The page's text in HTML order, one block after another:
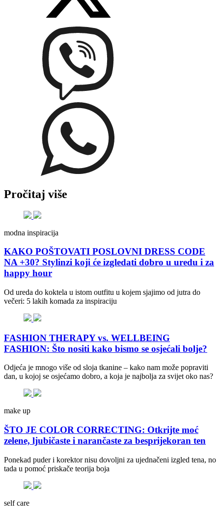
Pročitaj više
modna inspiracija
KAKO POŠTOVATI POSLOVNI DRESS CODE
NA +30? Stylinzi koji će izgledati dobro u uredu i za
happy hour
Od ureda do koktela u istom outfitu u kojem sjajimo od jutra do
večeri: 5 lakih komada za inspiraciju
FASHION THERAPY vs. WELLBEING
FASHION: Što nositi kako bismo se osjećali bolje?
Odjeća je mnogo više od sloja tkanine – kako nam može popraviti
dan, u kojoj se osjećamo dobro, a koja je najbolja za svijet oko nas?
make up
ŠTO JE COLOR CORRECTING: Otkrijte moć
zelene, ljubičaste i narančaste za besprijekoran ten
Ponekad puder i korektor nisu dovoljni za ujednačeni izgled tena, no
tada u pomoć priskače teorija boja
self care